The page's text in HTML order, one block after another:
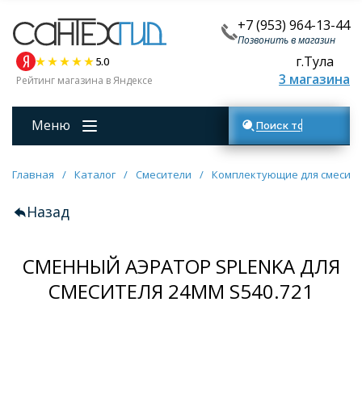
+7 (953) 964-13-44
Позвонить в магазин
5.0
Рейтинг магазина в Яндексе
г.Тула
3 магазина
Меню Поиск товаров
Главная / Каталог / Смесители / Комплектующие для
Назад
СМЕННЫЙ АЭРАТОР SPLENKA ДЛЯ
СМЕСИТЕЛЯ 24ММ S540.721